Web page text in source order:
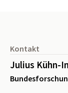
Kontakt
Julius Kühn-